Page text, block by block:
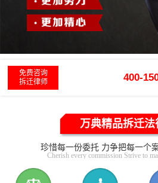
免费咨询
拆迁律师
400-
万典精品拆迁法
珍惜每一份委托 力争把每一个
Cherish every commission Strive to